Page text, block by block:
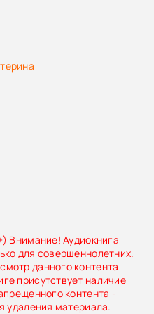
Внимание! Аудиокнига
для совершеннолетних.
данного контента
присутствует наличие
контента -
удаления материала.